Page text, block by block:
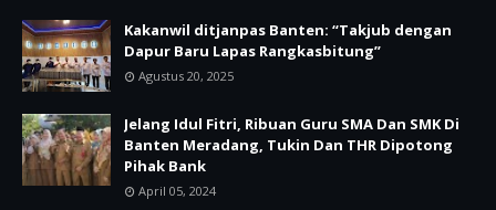
Kakanwil ditjanpas Banten: “Takjub dengan
Dapur Baru Lapas Rangkasbitung”
Agustus 20, 2025
Jelang Idul Fitri, Ribuan Guru SMA Dan SMK Di
Banten Meradang, Tukin Dan THR Dipotong
Pihak Bank
April 05, 2024